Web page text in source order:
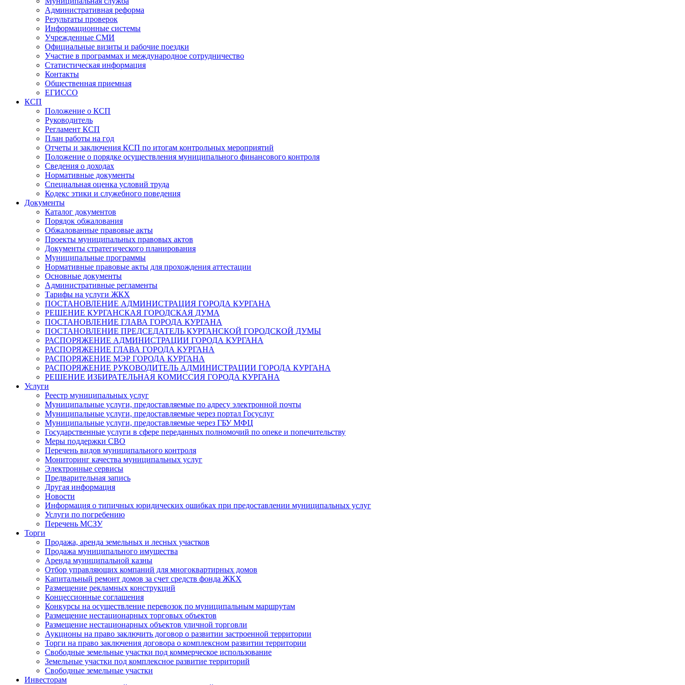
Административная реформа
Результаты проверок
Информационные системы
Учрежденные СМИ
Официальные визиты и рабочие поездки
Участие в программах и международное сотрудничество
Статистическая информация
Контакты
Общественная приемная
ЕГИССО
КСП
Положение о КСП
Руководитель
Регламент КСП
План работы на год
Отчеты и заключения КСП по итогам контрольных мероприятий
Положение о порядке осуществления муниципального финансового контроля
Сведения о доходах
Нормативные документы
Специальная оценка условий труда
Кодекс этики и служебного поведения
Документы
Каталог документов
Порядок обжалования
Обжалованные правовые акты
Проекты муниципальных правовых актов
Документы стратегического планирования
Муниципальные программы
Нормативные правовые акты для прохождения аттестации
Основные документы
Административные регламенты
Тарифы на услуги ЖКХ
ПОСТАНОВЛЕНИЕ АДМИНИСТРАЦИЯ ГОРОДА КУРГАНА
РЕШЕНИЕ КУРГАНСКАЯ ГОРОДСКАЯ ДУМА
ПОСТАНОВЛЕНИЕ ГЛАВА ГОРОДА КУРГАНА
ПОСТАНОВЛЕНИЕ ПРЕДСЕДАТЕЛЬ КУРГАНСКОЙ ГОРОДСКОЙ ДУМЫ
РАСПОРЯЖЕНИЕ АДМИНИСТРАЦИИ ГОРОДА КУРГАНА
РАСПОРЯЖЕНИЕ ГЛАВА ГОРОДА КУРГАНА
РАСПОРЯЖЕНИЕ МЭР ГОРОДА КУРГАНА
РАСПОРЯЖЕНИЕ РУКОВОДИТЕЛЬ АДМИНИСТРАЦИИ ГОРОДА КУРГАНА
РЕШЕНИЕ ИЗБИРАТЕЛЬНАЯ КОМИССИЯ ГОРОДА КУРГАНА
Услуги
Реестр муниципальных услуг
Муниципальные услуги, предоставляемые по адресу электронной почты
Муниципальные услуги, предоставляемые через портал Госуслуг
Муниципальные услуги, предоставляемые через ГБУ МФЦ
Государственные услуги в сфере переданных полномочий по опеке и попечительству
Меры поддержки СВО
Перечень видов муниципального контроля
Мониторинг качества муниципальных услуг
Электронные сервисы
Предварительная запись
Другая информация
Новости
Информация о типичных юридических ошибках при предоставлении муниципальных услуг
Услуги по погребению
Перечень МСЗУ
Торги
Продажа, аренда земельных и лесных участков
Продажа муниципального имущества
Аренда муниципальной казны
Отбор управляющих компаний для многоквартирных домов
Капитальный ремонт домов за счет средств фонда ЖКХ
Размещение рекламных конструкций
Концессионные соглашения
Конкурсы на осуществление перевозок по муниципальным маршрутам
Размещение нестационарных торговых объектов
Размещение нестационарных объектов уличной торговли
Аукционы на право заключить договор о развитии застроенной территории
Торги на право заключения договора о комплексном развитии территории
Свободные земельные участки под коммерческое использование
Земельные участки под комплексное развитие территорий
Свободные земельные участки
Инвесторам